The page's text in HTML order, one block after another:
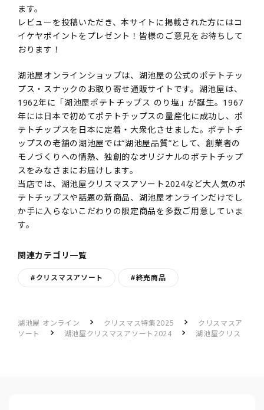
ます。
レビューを投稿いただき、本サイトに掲載された方にはコ
イケヤポイントをプレゼント！皆様のご意見をお待ちして
おります！
湖池屋オンラインショップは、湖池屋の公式のポテトチッ
プス・スナックのお取り寄せ通販サイトです。湖池屋は、
1962年に「湖池屋ポテトチップス のり塩」が誕生。1967
年には日本で初めてポテトチップスの量産化に成功し、ポ
テトチップスを日本に定着・大衆化させました。ポテトチ
ップスの老舗の湖池屋では“湖池屋品質”として、創業者の
モノづくりへの情熱、独創的なオリジナルのポテトチップ
スをみなさまにお届けします。
当店では、湖池屋クリスマスアソート2024など大人気のポ
テトチップスや話題の新商品、湖池屋オンラインだけでし
か手に入らないこだわりの限定商品を多数ご用意していま
す。
関連カテゴリ一覧
#クリスマスアソート #終売商品
湖池屋 オンライン クリスマス特集2025
クリスマスア
ソート
湖池屋クリスマスアソート2024
湖池屋クリス